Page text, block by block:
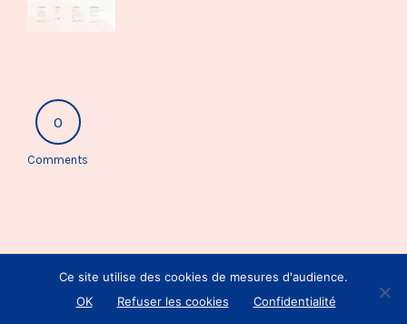
0
Comments
Ce site utilise des cookies de mesures d'audience.
OK
Refuser les cookies Confidentialité